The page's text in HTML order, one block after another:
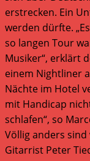
erstrecken. Ein
werden dürfte.
so langen Tour
Musiker“, erklärt
einem Nightliner
Nächte im Hotel
mit Handicap
schlafen“, so
Völlig anders sind
Gitarrist Peter